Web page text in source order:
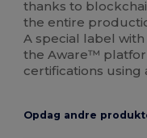
thanks to
the entire
A special label
the Aware™
certifications using
Opdag andre